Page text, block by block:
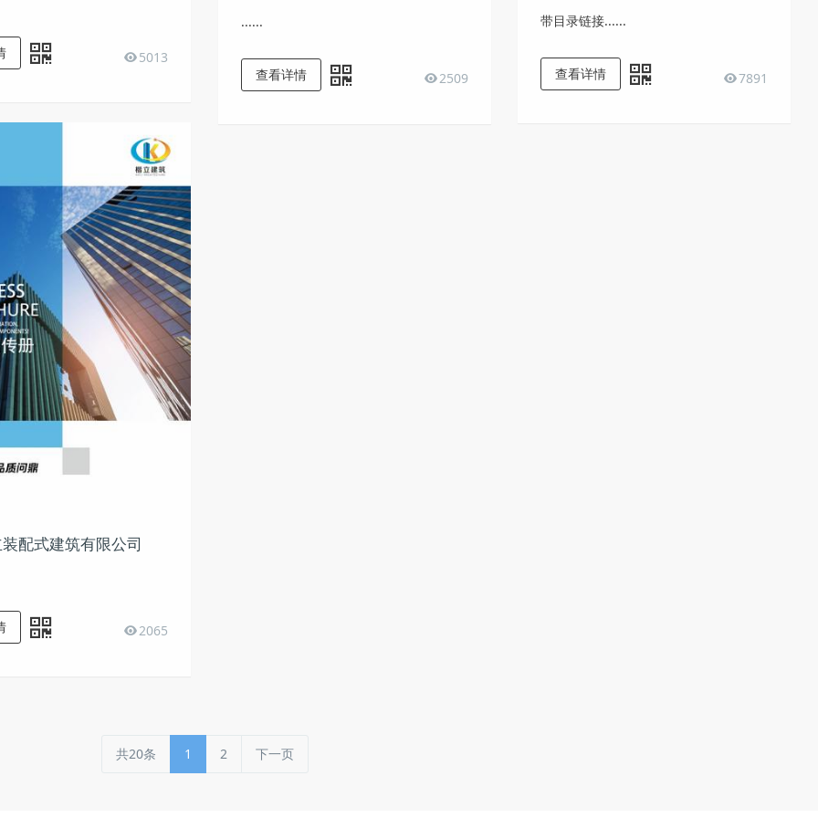
5013
......
2509
查看详情
带目录链接......
7891
查看详情
配式建筑有限公司
2065
共20条 1 2 下一页